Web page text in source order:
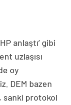
anlaştı’ gibi
uzlaşısı
oy
DEM bazen
sanki protokol